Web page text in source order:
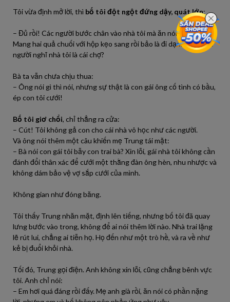
Tôi vừa định mở lời, thì bố tôi đột ngột đứng dậy, quát lớn:
– Đủ rồi! Các người bước chân vào nhà tôi mà ăn nói kiểu đó à?
Mang hai quả chuối với hộp kẹo sang rồi bảo là đi dạm ngõ? Các
người nghĩ nhà tôi là cái chợ?
Bà ta vẫn chưa chịu thua:
– Ông nói gì thì nói, nhưng sự thật là con gái ông cố tình có bầu,
ép con tôi cưới!
Bố tôi giơ chổi, chỉ thẳng ra cửa:
– Cút! Tôi không gả con cho cái nhà vô học như các người.
Và ông nói thêm một câu khiến mẹ Trung tái mặt:
– Bà nói con gái tôi bẫy con trai bà? Xin lỗi, gái nhà tôi không cần
đánh đổi thân xác để cưới một thằng đàn ông hèn, nhu nhược và
không dám bảo vệ vợ sắp cưới của mình.
Không gian như đóng băng.
Tôi thấy Trung nhăn mặt, định lên tiếng, nhưng bố tôi đã quay
lưng bước vào trong, không để ai nói thêm lời nào. Nhà trai lặng
lẽ rút lui, chẳng ai tiễn họ. Họ đến như một trò hề, và ra về như
kẻ bị đuổi khỏi nhà.
Tối đó, Trung gọi điện. Anh không xin lỗi, cũng chẳng bênh vực
tôi. Anh chỉ nói:
– Em hơi quá đáng rồi đấy. Mẹ anh già rồi, ăn nói có phần nặng